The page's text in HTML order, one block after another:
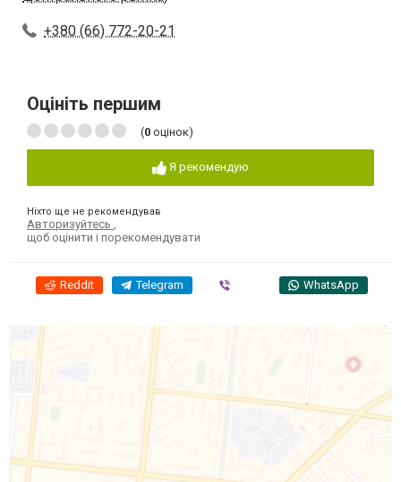
+380 (66) 772-20-21
Оцініть першим
(0 оцінок)
Я рекомендую
Ніхто ще не рекомендував
Авторизуйтесь
щоб оцінити і порекомендувати
Reddit Telegram WhatsApp